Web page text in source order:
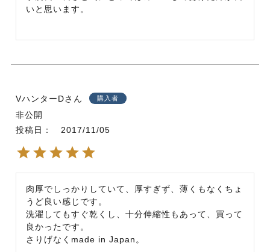
いと思います。
VハンターD 購入者
非公開
投稿日
2017/11/05
肉厚でしっかりしていて、厚すぎず、薄くもなくちょ
うど良い感じです。
洗濯してもすぐ乾くし、十分伸縮性もあって、買って
良かったです。